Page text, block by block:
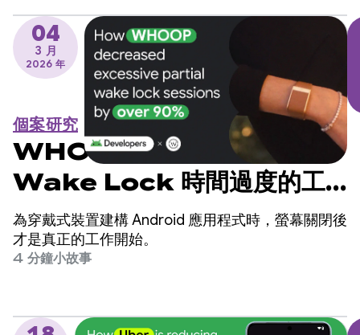
04
3 月
2026 年
個案研究
WHOOP 如何將部分
Wake Lock 時間過度的工
作階段減少 90% 以上
為穿戴式裝置建構 Android 應用程式時，螢幕關閉後
才是真正的工作開始。
4 分鐘小故事